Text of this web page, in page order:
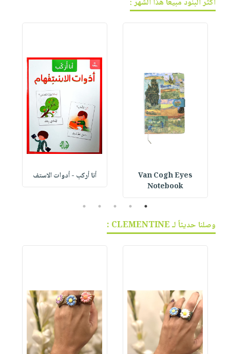
أكثر البنود مبيعاً هذا الشهر :
Van Cogh Eyes
Notebook
أنا أركب - أدوات الاستف
1
2
3
4
5
وصلنا حديثاً لـ CLEMENTINE :